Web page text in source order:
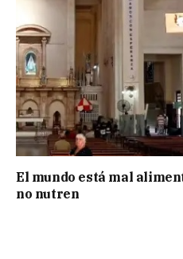
El mundo está mal
no nutren